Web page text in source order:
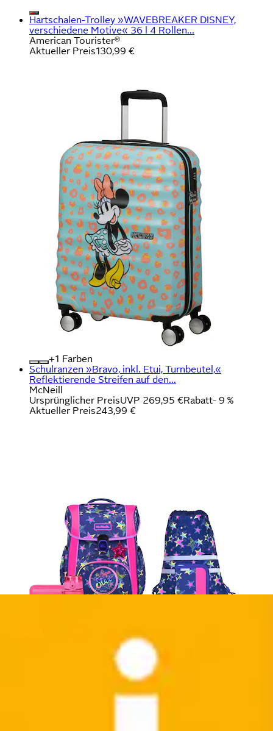
Hartschalen-Trolley »WAVEBREAKER DISNEY,
verschiedene Motive« 36 l 4 Rollen...
American Tourister®
Aktueller Preis130,99 €
+
Farben
Schulranzen »Bravo, inkl. Etui, Turnbeutel,«
Reflektierende Streifen auf den...
McNeill
Ursprünglicher PreisUVP 269,95 €Rabatt- 9 %
Aktueller Preis243,99 €